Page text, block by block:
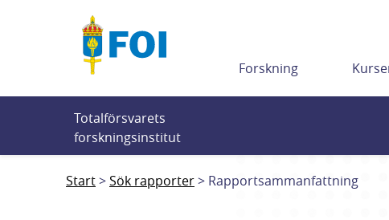
Forskning
Totalförsvarets
forskningsinstitut
Start Sök rapporter Rapportsammanfattning